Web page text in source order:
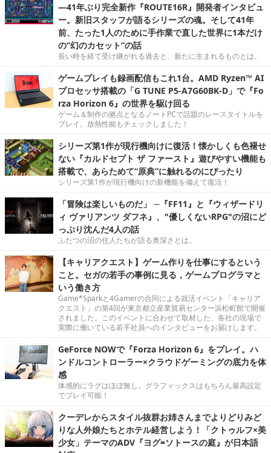
―41年ぶり完全新作『ROUTE16R』開発者インタビュ
ー。新旧スタッフが語るシリーズの魂。そして41年
前、たった1人のために手作業で直した世界に1本だけ
の“幻のカセット”の話
長い時を経て受け継がれる過去と、新たに生まれるものとは。
ゲームプレイも録画配信もこれ1台。AMD Ryzen™ AI
プロセッサ搭載の「G TUNE P5-A7G60BK-D」で『Fo
rza Horizon 6』の世界を駆け回る
ゲーム＆制作の拠点となるノートPCで話題のレースタイトルを
プレイ。放熱性能もチェックしました！
シリーズ第1作が現行機向けに復活！懐かしくも色褪せ
ない『カルドセプト ザ ファースト』遊びやすい機能も
搭載で、あらためて“原典”に触れるのにぴったり
シリーズ第1作が現行機向けの新機能を備えて復活！
「冒険は楽しいものだ」 ─『FF11』と『ウィザードリ
ィ ヴァリアンツ ダフネ』、"優しくないRPG"の沼にど
っぷり沈んだ4人の話
ふたつの沼の住人たちが語る奥深さとは。
【キャリアクエスト】ゲーム作りを仕事にするという
こと。セガの若手の事例に見る，ゲームプログラマと
いう働き方
Game*Sparkと4Gamerの合同による就活イベント「キャリア
クエスト」の第4回が東京都立産業貿易センター浜松町館で開催
されました。このイベントに合わせて取材した、各社の現場で
実際に働いている若手社員へのインタビューをお届けします。
GeForce NOWで『Forza Horizon 6』をプレイ。ハ
ンドルコントローラー×クラウドゲーミングの底力を体
感
体感的にラグはほぼ無し。グラフィックスはもちろん最高設定
でプレイ可能！
クーデレからスタイル抜群お姉さんまでよりどりみど
りな人外娘たちとホテル経営しよう！「クトゥルフ×美
少女」テーマのADV『ヨグ=ソトースの庭』が日本語